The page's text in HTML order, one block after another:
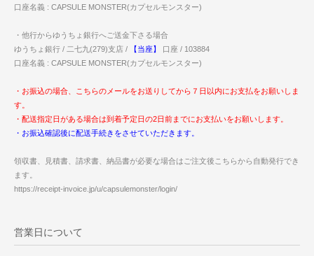
口座名義 : CAPSULE MONSTER(カプセルモンスター)
・他行からゆうちょ銀行へご送金下さる場合
ゆうちょ銀行 / 二七九(279)支店 /
【当座】
口座 / 103884
口座名義 : CAPSULE MONSTER(カプセルモンスター)
・お振込の場合、こちらのメールをお送りしてから７日以内にお支払をお願いしま
す。
・配送指定日がある場合は到着予定日の2日前までにお支払いをお願いします。
・お振込確認後に配送手続きをさせていただきます。
領収書、見積書、請求書、納品書が必要な場合はご注文後こちらから自動発行でき
ます。
https://receipt-invoice.jp/u/capsulemonster/login/
営業日について